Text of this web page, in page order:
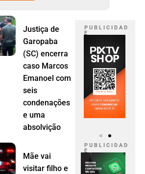
Justiça de
Garopaba
(SC) encerra
caso Marcos
Emanoel com
seis
condenações
e uma
absolvição
Mãe vai
visitar filho e
P U B L I C I D A D
E
P U B L I C I D A D
E